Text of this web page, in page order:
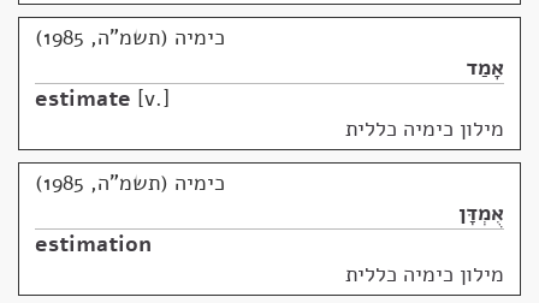
כימיה (תשמ"ה, 1985)
אָמַד
estimate v.
מילון כימיה כללית
כימיה (תשמ"ה, 1985)
אֻמְדָּן
estimation
מילון כימיה כללית